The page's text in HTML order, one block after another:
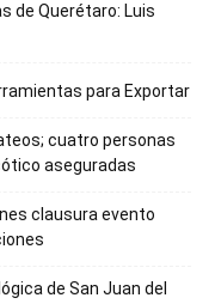
de Querétaro: Luis
para Exportar
cuatro personas
aseguradas
clausura evento
de San Juan del